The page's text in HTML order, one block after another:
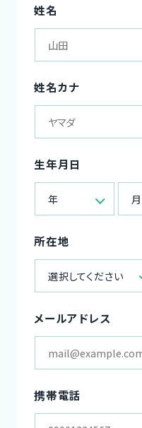
姓名
姓名カナ
生年月日
年 月
所在地
選択してください
メールアドレス
携帯電話